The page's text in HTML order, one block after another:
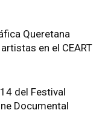
Queretana
en el CEART
del Festival
Documental